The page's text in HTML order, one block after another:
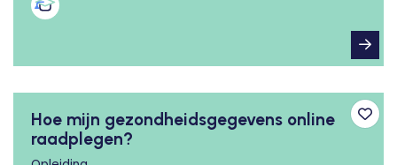
Hoe mijn gezondheidsgegevens online
raadplegen?